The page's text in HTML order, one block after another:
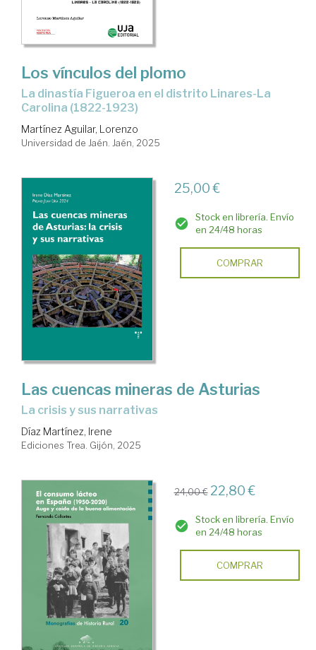
Los vínculos del plomo
La dinastía Figueroa en el distrito Linares-La
Carolina (1822-1923)
Martínez Aguilar, Lorenzo
Universidad de Jaén. Jaén, 2025
25,00 €
Stock en librería. Envío
en 24/48 horas
COMPRAR
Las cuencas mineras de Asturias
la crisis y sus narrativas
Díaz Martínez, Irene
Ediciones Trea. Gijón, 2025
24,00 € 22,80 €
Stock en librería. Envío
en 24/48 horas
COMPRAR